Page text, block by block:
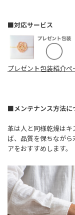
■対応サービス
プレゼント包装紹介ペ
■メンテナンス方法に
革は人と同様乾燥は
ば、品質を保ちなが
アをおすすめします。